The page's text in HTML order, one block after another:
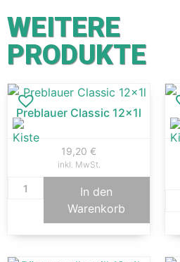
WEITERE
PRODUKTE
Preblauer Classic 12x1l
19,20 €
inkl. MwSt.
In den
Warenkorb